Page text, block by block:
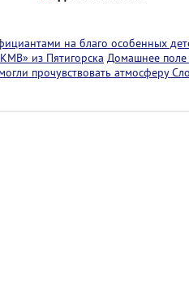
на благо особенных
из Пятигорска Домашнее поле
прочувствовать атмосферу